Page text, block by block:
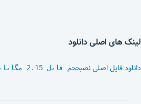
لینک های اصلی دانلود
دانلود فایل اصلی نصبحجم فایل 2.15 مگابایت